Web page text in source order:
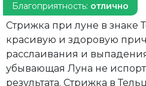
Благоприятность: отлично
Стрижка при луне в знаке
красивую и здоровую
расслаивания и
убывающая Луна не
результата. Стрижка в